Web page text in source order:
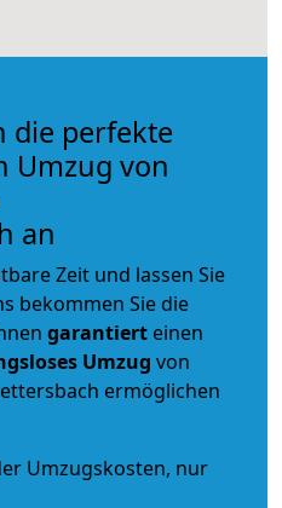
die perfekte
Umzug von
an
Zeit und lassen Sie
bekommen Sie die
garantiert einen
Umzug von
ermöglichen
Umzugskosten, nur